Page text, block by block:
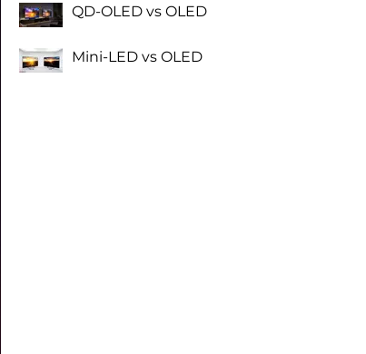
QD-OLED vs OLED
Mini-LED vs OLED